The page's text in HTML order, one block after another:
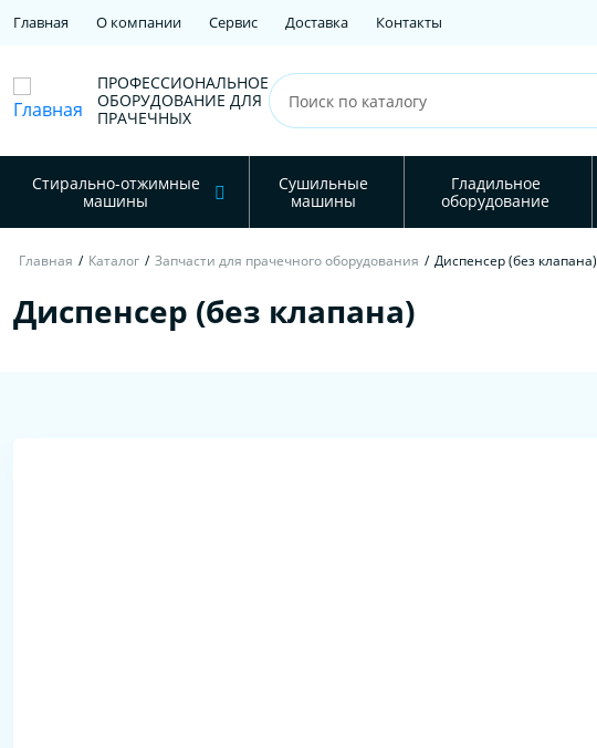
Главная О компании Сервис Доставка Контакты
ПРОФЕССИОНАЛЬНОЕ
ОБОРУДОВАНИЕ ДЛЯ
ПРАЧЕЧНЫХ
Стирально-отжимные
машины
Сушильные
машины
Гладильное
оборудование
Главная / Каталог / Запчасти для прачечного оборудования / Диспенсер (без клапана)
Диспенсер (без клапана)